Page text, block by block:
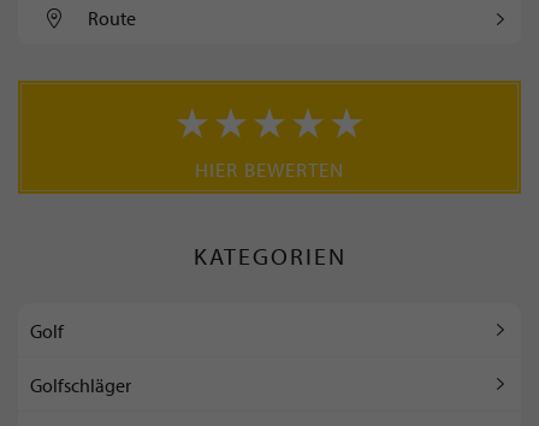
Route
HIER BEWERTEN
KATEGORIEN
Golf
Golfschläger